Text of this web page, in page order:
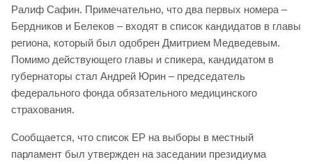
Ралиф Сафин. Примечательно, что два первых номера –
Бердников и Белеков – входят в список кандидатов в главы
региона, который был одобрен Дмитрием Медведевым.
Помимо действующего главы и спикера, кандидатом в
губернаторы стал Андрей Юрин – председатель
федерального фонда обязательного медицинского
страхования.
Сообщается, что список ЕР на выборы в местный
парламент был утвержден на заседании президиума